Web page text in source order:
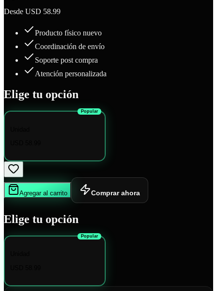
Desde USD 58.99
Producto físico nuevo
Coordinación de envío
Soporte post compra
Atención personalizada
Elige tu opción
Popular
Agregar al carrito Comprar ahora
Elige tu opción
Popular